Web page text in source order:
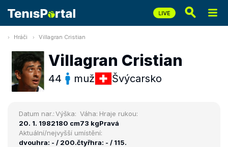
Hráči Villagran Cristian
Villagran Cristian
44 muž Švýcarsko
Datum nar.:
20. 1. 1982
Výška:
180 cm
Váha:
73 kg
Hraje rukou:
Pravá
Aktuální/nejvyšší umístění:
dvouhra: - / 200.čtyřhra: - / 115.